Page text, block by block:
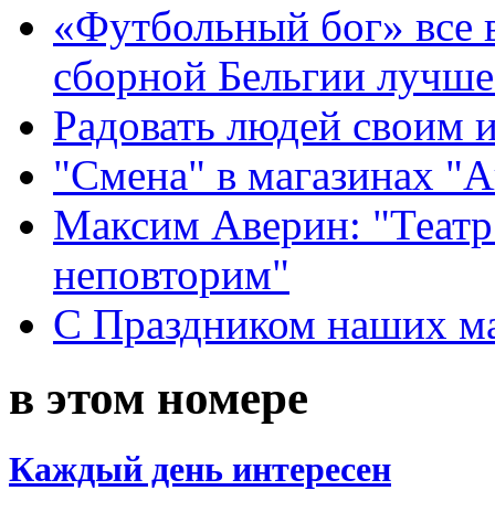
«Футбольный бог» все
сборной Бельгии
Радовать людей своим
"Смена" в магазинах
Максим Аверин:
неповторим"
С Праздником наших
в этом номере
Каждый день интересен